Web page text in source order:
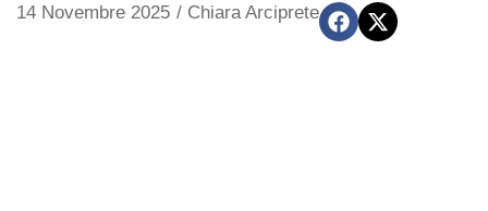
14 Novembre 2025 / Chiara Arciprete